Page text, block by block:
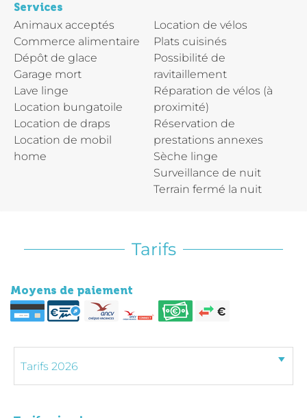
Services
Animaux acceptés
Commerce alimentaire
Dépôt de glace
Garage mort
Lave linge
Location bungatoile
Location de draps
Location de mobil
home
Location de vélos
Plats cuisinés
Possibilité de
ravitaillement
Réparation de vélos (à
proximité)
Réservation de
prestations annexes
Sèche linge
Surveillance de nuit
Terrain fermé la nuit
Tarifs
Moyens de paiement